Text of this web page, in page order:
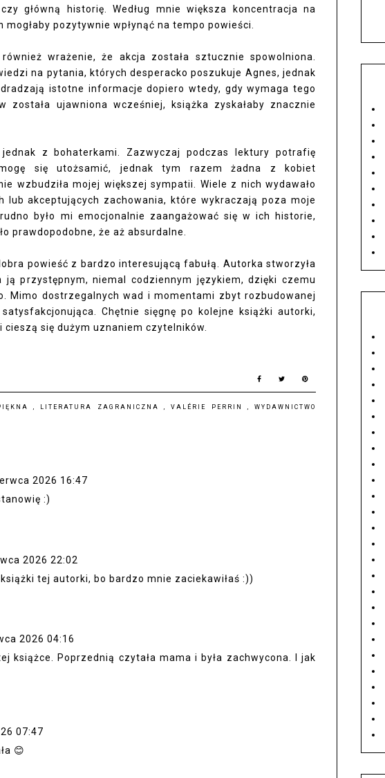
główną historię. Według mnie większa koncentracja na
pozytywnie wpłynąć na tempo powieści.
wrażenie, że akcja została sztucznie spowolniona.
na pytania, których desperacko poszukuje Agnes, jednak
istotne informacje dopiero wtedy, gdy wymaga tego
została ujawniona wcześniej, książka zyskałaby znacznie
jednak z bohaterkami. Zazwyczaj podczas lektury potrafię
się utożsamić, jednak tym razem żadna z kobiet
wzbudziła mojej większej sympatii. Wiele z nich wydawało
lub akceptujących zachowania, które wykraczają poza moje
było mi emocjonalnie zaangażować się w ich historie,
prawdopodobne, że aż absurdalne.
powieść z bardzo interesującą fabułą. Autorka stworzyła
ją przystępnym, niemal codziennym językiem, dzięki czemu
Mimo dostrzegalnych wad i momentami zbyt rozbudowanej
Chętnie sięgnę po kolejne książki autorki,
cieszą się dużym uznaniem czytelników.
, LITERATURA ZAGRANICZNA ,VALÉRIE PERRIN ,WYDAWNICTWO
2026 16:47
:)
2026 22:02
tej autorki, bo bardzo mnie zaciekawiłaś :))
2026 04:16
książce. Poprzednią czytała mama i była zachwycona. I jak
07:47
😊